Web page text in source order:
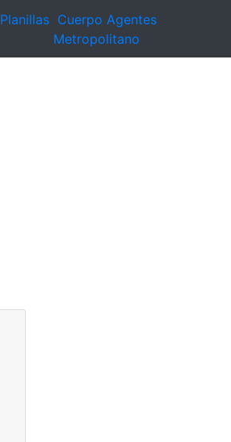
Planillas Cuerpo Agentes
Metropolitano